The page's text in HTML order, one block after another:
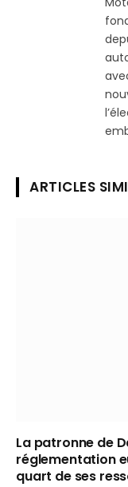
ARTICLES
La patronne de
réglementation
quart de ses